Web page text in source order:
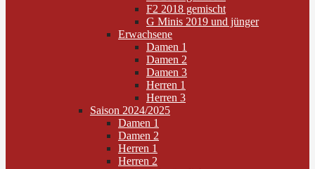
F2 2018 gemischt
G Minis 2019 und jünger
Erwachsene
Damen 1
Damen 2
Damen 3
Herren 1
Herren 3
Saison 2024/2025
Damen 1
Damen 2
Herren 1
Herren 2